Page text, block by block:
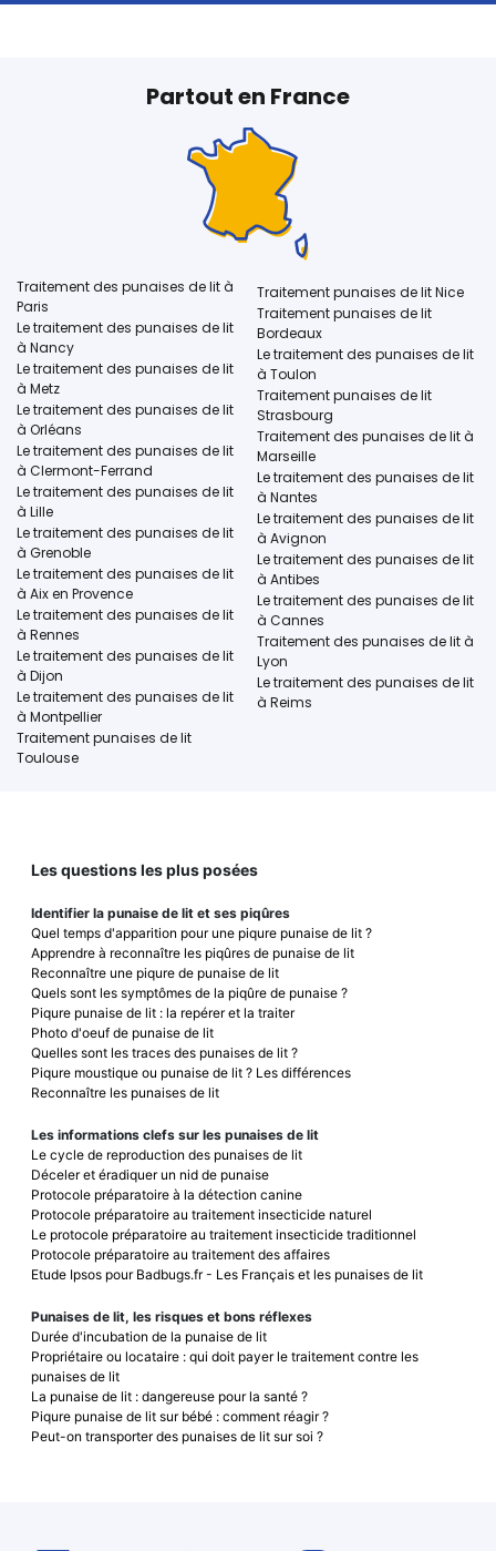
Partout en France
Traitement des punaises de lit à
Paris
Le traitement des punaises de lit
à Nancy
Le traitement des punaises de lit
à Metz
Le traitement des punaises de lit
à Orléans
Le traitement des punaises de lit
à Clermont-Ferrand
Le traitement des punaises de lit
à Lille
Le traitement des punaises de lit
à Grenoble
Le traitement des punaises de lit
à Aix en Provence
Le traitement des punaises de lit
à Rennes
Le traitement des punaises de lit
à Dijon
Le traitement des punaises de lit
à Montpellier
Traitement punaises de lit
Toulouse
Traitement punaises de lit Nice
Traitement punaises de lit
Bordeaux
Le traitement des punaises de lit
à Toulon
Traitement punaises de lit
Strasbourg
Traitement des punaises de lit à
Marseille
Le traitement des punaises de lit
à Nantes
Le traitement des punaises de lit
à Avignon
Le traitement des punaises de lit
à Antibes
Le traitement des punaises de lit
à Cannes
Traitement des punaises de lit à
Lyon
Le traitement des punaises de lit
à Reims
Les questions les plus posées
Identifier la punaise de lit et ses piqûres
Quel temps d'apparition pour une piqure punaise de lit ?
Apprendre à reconnaître les piqûres de punaise de lit
Reconnaître une piqure de punaise de lit
Quels sont les symptômes de la piqûre de punaise ?
Piqure punaise de lit : la repérer et la traiter
Photo d'oeuf de punaise de lit
Quelles sont les traces des punaises de lit ?
Piqure moustique ou punaise de lit ? Les différences
Reconnaître les punaises de lit
Les informations clefs sur les punaises de lit
Le cycle de reproduction des punaises de lit
Déceler et éradiquer un nid de punaise
Protocole préparatoire à la détection canine
Protocole préparatoire au traitement insecticide naturel
Le protocole préparatoire au traitement insecticide traditionnel
Protocole préparatoire au traitement des affaires
Etude Ipsos pour Badbugs.fr - Les Français et les punaises de lit
Punaises de lit, les risques et bons réflexes
Durée d'incubation de la punaise de lit
Propriétaire ou locataire : qui doit payer le traitement contre les
punaises de lit
La punaise de lit : dangereuse pour la santé ?
Piqure punaise de lit sur bébé : comment réagir ?
Peut-on transporter des punaises de lit sur soi ?